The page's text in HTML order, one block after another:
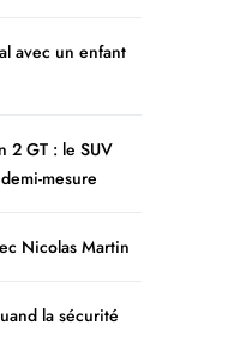
avec un enfant
2 GT : le SUV
mesure
Nicolas Martin
la sécurité